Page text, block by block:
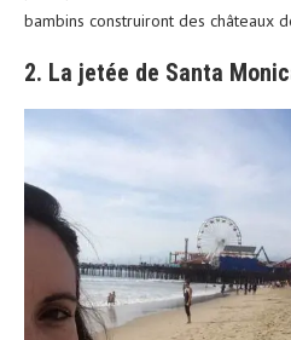
bambins construiront des châteaux
2. La jetée de Santa